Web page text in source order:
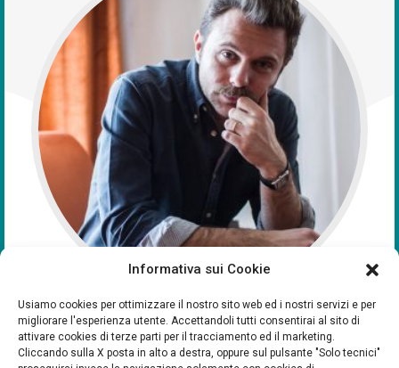
Informativa sui Cookie
Usiamo cookies per ottimizzare il nostro sito web ed i nostri servizi e per
migliorare l'esperienza utente. Accettandoli tutti consentirai al sito di
attivare cookies di terze parti per il tracciamento ed il marketing.
Cliccando sulla X posta in alto a destra, oppure sul pulsante "Solo tecnici"
Paolo Giordanoscrittore, è autore di quattro romanzi:
La solitudine dei numeri primi (Mondadori 2008,